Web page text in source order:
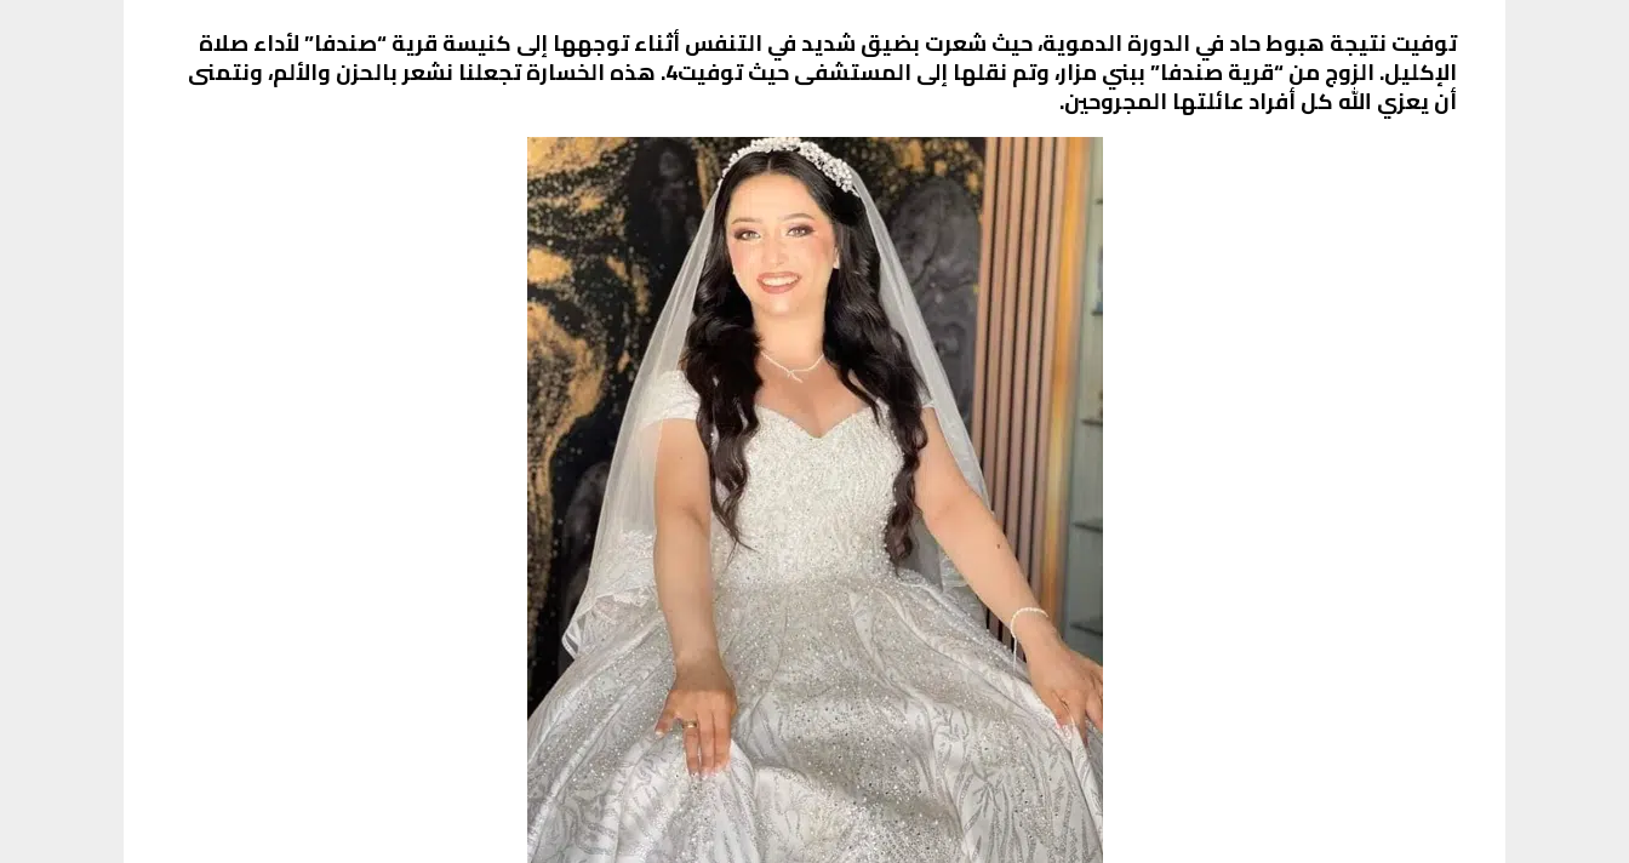
توفيت نتيجة هبوط حاد في الدورة الدموية، حيث شعرت بضيق شديد في التنفس أثناء توجهها إلى كنيسة قرية “صندفا” لأداء صلاة
الإكليل. الزوج من “قرية صندفا” ببني مزار، وتم نقلها إلى المستشفى حيث توفيت4. هذه الخسارة تجعلنا نشعر بالحزن والألم، ونتمنى
أن يعزي الله كل أفراد عائلتها المجروحين.